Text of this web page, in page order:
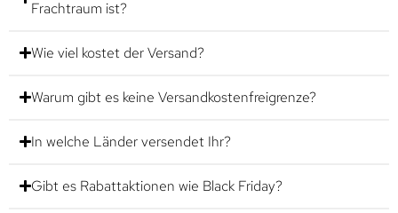
Frachtraum ist?
Wie viel kostet der Versand?
Warum gibt es keine Versandkostenfreigrenze?
In welche Länder versendet Ihr?
Gibt es Rabattaktionen wie Black Friday?